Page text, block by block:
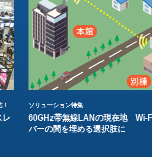
レ
ソリューション特集
60GHz帯無線LANの現在地 Wi-
バーの間を埋める選択肢に